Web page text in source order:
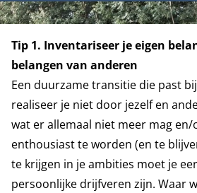
Tip 1. Inventariseer je eigen
belangen van anderen
Een duurzame transitie die past
realiseer je niet door jezelf en
wat er allemaal niet meer mag en/
enthousiast te worden (en te
te krijgen in je ambities moet je
persoonlijke drijfveren zijn. Waar